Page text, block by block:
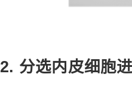
2. 分选内皮细胞